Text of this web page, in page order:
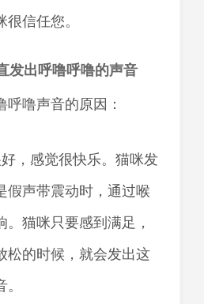
信任您。
发出呼噜呼噜的声音
噜声音的原因：
，感觉很快乐。猫咪发
假声带震动时，通过喉
。猫咪只要感到满足，
松的时候，就会发出这